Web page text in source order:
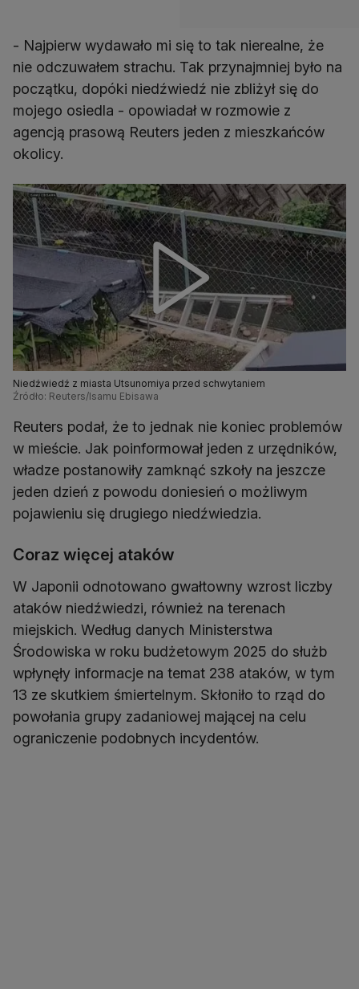
- Najpierw wydawało mi się to tak nierealne, że
nie odczuwałem strachu. Tak przynajmniej było na
początku, dopóki niedźwiedź nie zbliżył się do
mojego osiedla - opowiadał w rozmowie z
agencją prasową Reuters jeden z mieszkańców
okolicy.
Niedźwiedź z miasta Utsunomiya przed schwytaniem
Źródło: Reuters/Isamu Ebisawa
Reuters podał, że to jednak nie koniec problemów
w mieście. Jak poinformował jeden z urzędników,
władze postanowiły zamknąć szkoły na jeszcze
jeden dzień z powodu doniesień o możliwym
pojawieniu się drugiego niedźwiedzia.
Coraz więcej ataków
W Japonii odnotowano gwałtowny wzrost liczby
ataków niedźwiedzi, również na terenach
miejskich. Według danych Ministerstwa
Środowiska w roku budżetowym 2025 do służb
wpłynęły informacje na temat 238 ataków, w tym
13 ze skutkiem śmiertelnym. Skłoniło to rząd do
powołania grupy zadaniowej mającej na celu
ograniczenie podobnych incydentów.